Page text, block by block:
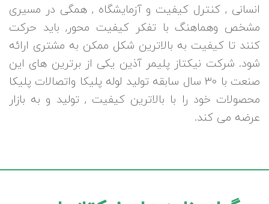
انسانی , کنترل کیفیت و آزمایشگاه , همگی در مسیری
مشخص وهماهنگ با تفکر کیفیت محور, باید حرکت
کنند تا کیفیت به بالاترین شکل ممکن به مشتری ارائه
شود. شرکت نیکتاز پلیمر آذین یکی از برترین های این
صنعت با 30 سال سابقه تولید لوله پلیکا واتصالات پلیکا
محصولات خود را با بالاترین کیفیت , تولید و به بازار
عرضه می کند.